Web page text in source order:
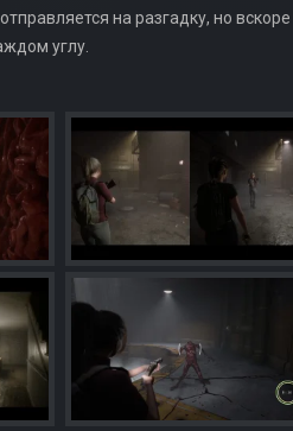
на разгадку, но
углу.